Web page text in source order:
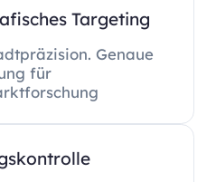
Targeting
Genaue
für